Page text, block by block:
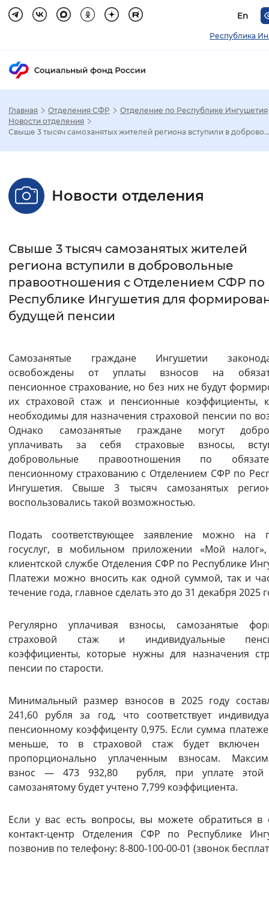
En
Республика
Настройка режима отображения
Стандартный Увеличенный
Интервал между буквами
Нормальный
Монохромный Инверсивный
Изображения
Включены Выключены
Звуковой ассистент
Воспроизвести Остановить
Вернуть стандартные настройки
Главная Отделения СФР
Отделение по Республике Ингушетия
Новости отделения
Свыше 3 тысяч самозанятых жителей региона вступили в доброво...
Новости отделения
Свыше 3 тысяч самозанятых жителей
региона вступили в добровольные
правоотношения с Отделением СФР по
Республике Ингушетия для
будущей пенсии
Самозанятые граждане Ингушетии
освобождены от уплаты взносов на
пенсионное страхование, но без них не будут
их страховой стаж и пенсионные коэффициенты,
необходимы для назначения страховой пенсии по
Однако самозанятые граждане могут
уплачивать за себя страховые взносы,
добровольные правоотношения по
пенсионному страхованию с Отделением СФР по
Ингушетия. Свыше 3 тысяч самозанятых
воспользовались такой возможностью.
Подать соответствующее заявление можно на
госуслуг, в мобильном приложении «Мой
клиентской службе Отделения СФР по Республике
Платежи можно вносить как одной суммой, так и
течение года, главное сделать это до 31 декабря 2025
Регулярно уплачивая взносы, самозанятые
страховой стаж и индивидуальные
коэффициенты, которые нужны для назначения
пенсии по старости.
Минимальный размер взносов в 2025 году
241,60 рубля за год, что соответствует
пенсионному коэффиценту 0,975. Если сумма
меньше, то в страховой стаж будет включен
пропорционально уплаченным взносам.
взнос — 473 932,80 рубля, при уплате этой
самозанятому будет учтено 7,799 коэффициента.
Если у вас есть вопросы, вы можете обратиться в
контакт-центр Отделения СФР по Республике
позвонив по телефону: 8-800-100-00-01 (звонок